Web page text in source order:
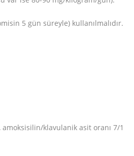
5 gün süreyle) kullanılmalıdır.
klavulanik asit oranı 7/1